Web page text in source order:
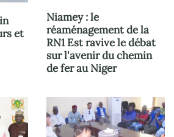
et
Niamey : le
réaménagement de la
RN1 Est ravive le débat
sur l'avenir du chemin
de fer au Niger